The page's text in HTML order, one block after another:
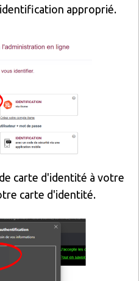
approprié.
carte d'identité à votre
carte d'identité.